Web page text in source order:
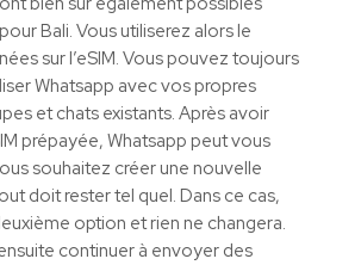
Bali. Vous utiliserez alors le
sur l’eSIM. Vous pouvez toujours
Whatsapp avec vos propres
et chats existants. Après avoir
prépayée, Whatsapp peut vous
souhaitez créer une nouvelle
doit rester tel quel. Dans ce cas,
option et rien ne changera.
continuer à envoyer des